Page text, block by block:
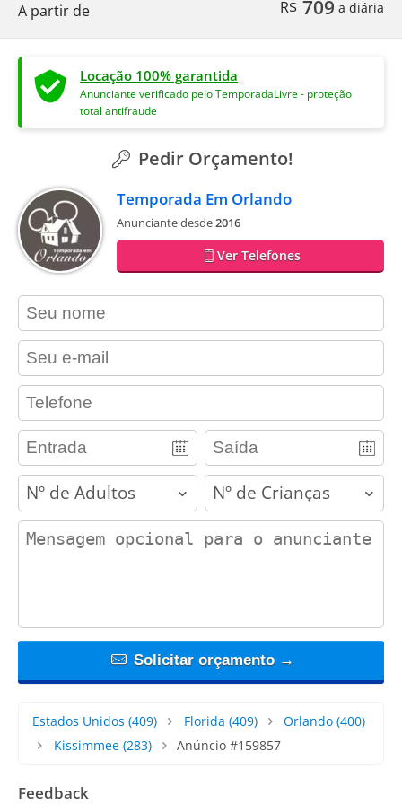
A partir de R$ 709 a diária
Locação 100% garantida
Anunciante verificado pelo TemporadaLivre - proteção
total antifraude
Pedir Orçamento!
Temporada Em Orlando
Anunciante desde2016
Ver Telefones
contact_name
contact_email
contact_phone
adults children
contact_message
Solicitar orçamento →
Estados Unidos (409) Florida (409) Orlando (400)
Kissimmee(283) Anúncio #159857
Feedback